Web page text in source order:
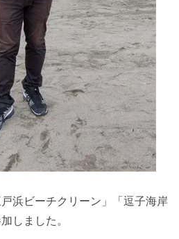
浜ビーチクリーン」「逗子海岸
しました。